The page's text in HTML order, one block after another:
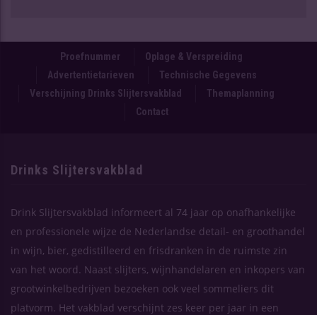
Proefnummer
Oplage & Verspreiding
Advertentietarieven
Technische Gegevens
Verschijning Drinks Slijtersvakblad
Themaplanning
Contact
Drinks Slijtersvakblad
Drink Slijtersvakblad informeert al 74 jaar op onafhankelijke
en professionele wijze de Nederlandse detail- en groothandel
in wijn, bier, gedistilleerd en frisdranken in de ruimste zin
van het woord. Naast slijters, wijnhandelaren en inkopers van
grootwinkelbedrijven bezoeken ook veel sommeliers dit
platvorm. Het vakblad verschijnt zes keer per jaar in een